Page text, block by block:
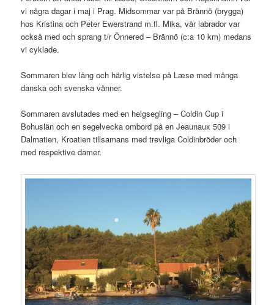
vi några dagar i maj i Prag. Midsommar var på Brännö (brygga)
hos Kristina och Peter Ewerstrand m.fl. Mika, vår labrador var
också med och sprang t/r Önnered – Brännö (c:a 10 km) medans
vi cyklade.
Sommaren blev lång och härlig vistelse på Læsø med många
danska och svenska vänner.
Sommaren avslutades med en helgsegling – Coldin Cup i
Bohuslän och en segelvecka ombord på en Jeaunaux 509 i
Dalmatien, Kroatien tillsamans med trevliga Coldinbröder och
med respektive damer.